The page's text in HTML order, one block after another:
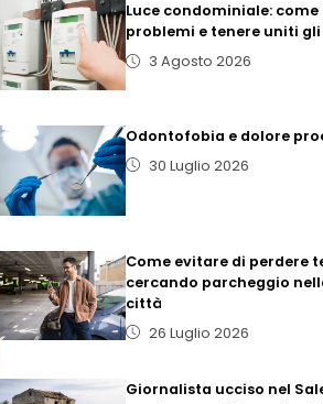
Luce condominiale:
problemi e tenere uniti
3 Agosto 2026
Odontofobia e dolore
30 Luglio 2026
Come evitare di perdere
cercando parcheggio
città
26 Luglio 2026
Giornalista ucciso nel